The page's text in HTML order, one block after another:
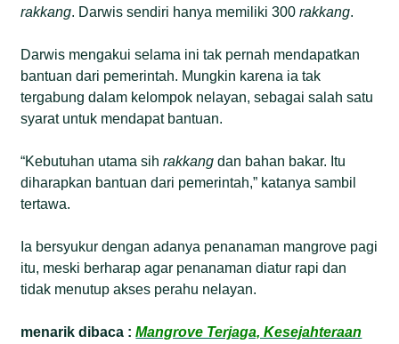
rakkang. Darwis sendiri hanya memiliki 300rakkang.
Darwis mengakui selama ini tak pernah mendapatkan
bantuan dari pemerintah. Mungkin karena ia tak
tergabung dalam kelompok nelayan, sebagai salah satu
syarat untuk mendapat bantuan.
“Kebutuhan utama sihrakkang dan bahan bakar. Itu
diharapkan bantuan dari pemerintah,” katanya sambil
tertawa.
Ia bersyukur dengan adanya penanaman mangrove pagi
itu, meski berharap agar penanaman diatur rapi dan
tidak menutup akses perahu nelayan.
menarik dibaca :Mangrove Terjaga, Kesejahteraan